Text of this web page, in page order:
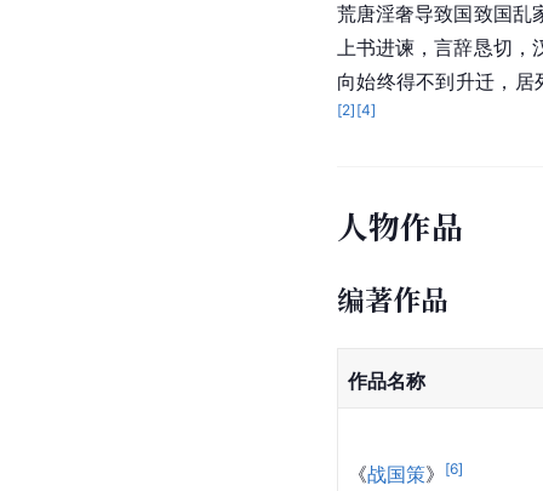
荒唐淫奢导致国致国乱
上书进谏，言辞恳切，
向始终得不到升迁，
[2] [4]
人物作品
编著作品
作品名称
《战国策》 [6]